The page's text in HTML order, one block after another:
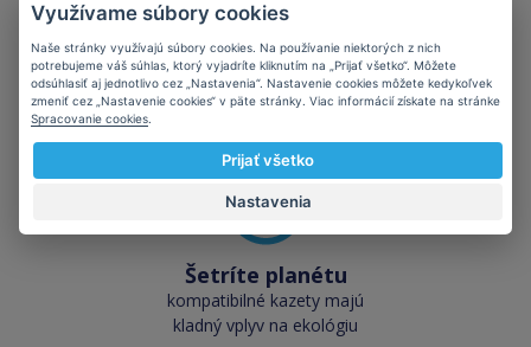
Skladom takmer
všetko
cez 50 000 skladových
zásob pre okamžitý odber
Šetríte planétu
kompatibilné kazety majú
kladný vplyv na ekológiu
Využívame súbory cookies
Naše stránky využívajú súbory cookies. Na používanie niektorých z nich
potrebujeme váš súhlas, ktorý vyjadríte kliknutím na „Prijať všetko“. Môžete
odsúhlasiť aj jednotlivo cez „Nastavenia“. Nastavenie cookies môžete kedykoľvek
zmeniť cez „Nastavenie cookies“ v päte stránky. Viac informácií získate na stránke
Spracovanie cookies
Prijať všetko
Nastavenia